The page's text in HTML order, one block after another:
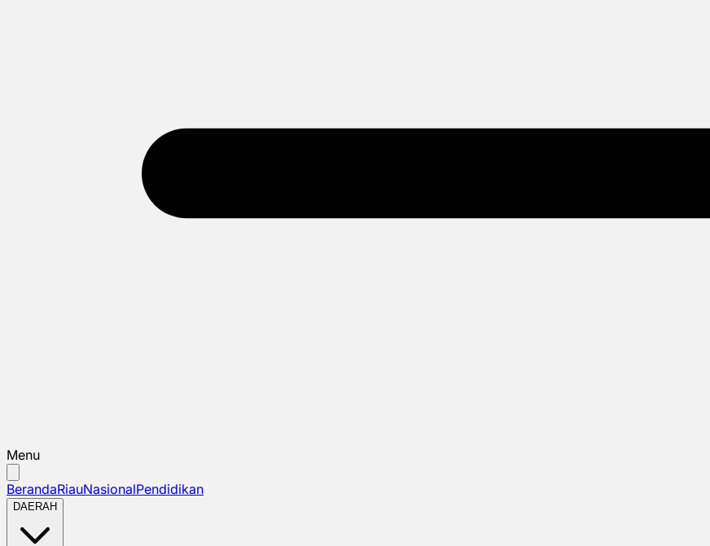
Menu
BerandaRiauNasionalPendidikan
DAERAH